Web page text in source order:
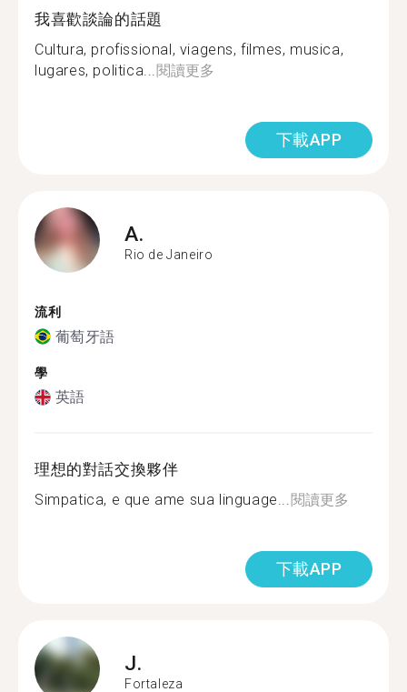
我喜歡談論的話題
Cultura, profissional, viagens, filmes, musica,
lugares, politica...閱讀更多
下載APP
A.
Rio de Janeiro
流利
葡萄牙語
學
英語
理想的對話交換夥伴
Simpatica, e que ame sua linguage...閱讀更多
下載APP
J.
Fortaleza